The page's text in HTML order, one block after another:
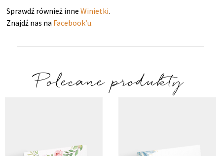
Sprawdź również inneWinietki.
Znajdź nas na Facebook’u.
Polecane produkty